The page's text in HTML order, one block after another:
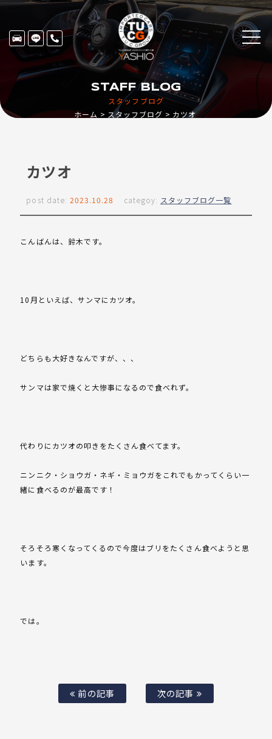
スタッフブログ
STAFF BLOG
ホーム スタッフブログ カツオ
カツオ
post date: 2023.10.28 categoy: スタッフブログ一覧
こんばんは、鈴木です。
10月といえば、サンマにカツオ。
どちらも大好きなんですが、、、
サンマは家で焼くと大惨事になるので食べれず。
代わりにカツオの叩きをたくさん食べてます。
ニンニク・ショウガ・ネギ・ミョウガをこれでもかってくらい一
緒に食べるのが最高です！
そろそろ寒くなってくるので今度はブリをたくさん食べようと思
います。
では。
前の記事 次の記事